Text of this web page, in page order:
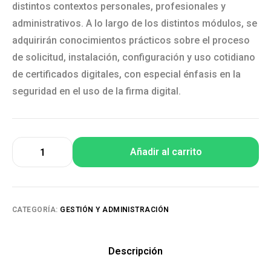
distintos contextos personales, profesionales y
administrativos. A lo largo de los distintos módulos, se
adquirirán conocimientos prácticos sobre el proceso
de solicitud, instalación, configuración y uso cotidiano
de certificados digitales, con especial énfasis en la
seguridad en el uso de la firma digital.
Añadir al carrito
CATEGORÍA: GESTIÓN Y ADMINISTRACIÓN
Descripción